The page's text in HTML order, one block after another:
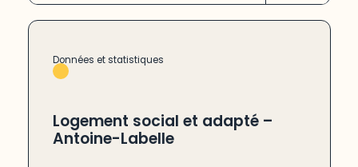
Données et statistiques
Logement social et adapté –
Antoine-Labelle